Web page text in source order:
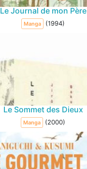
Le Journal de mon Père
Manga (1994)
Le Sommet des Dieux
Manga (2000)